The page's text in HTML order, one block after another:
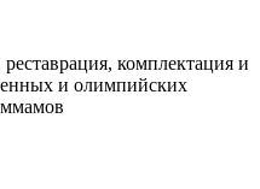
комплектация и
и олимпийских